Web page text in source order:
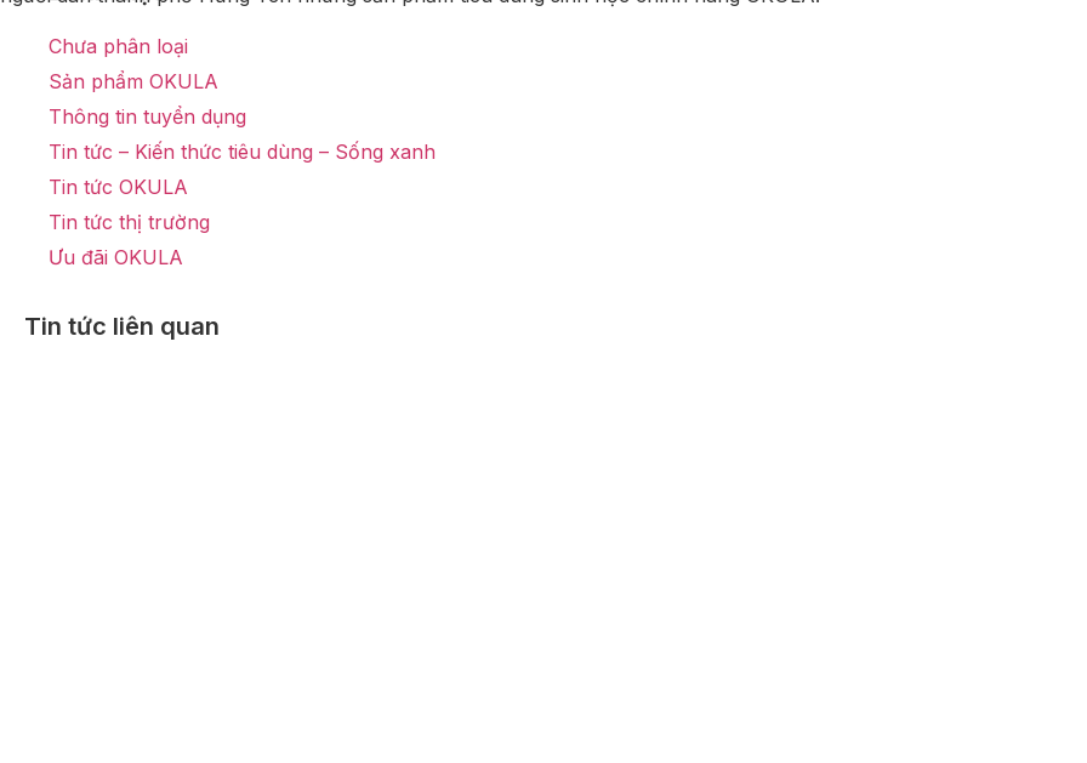
Chưa phân loại
Sản phẩm OKULA
Thông tin tuyển dụng
Tin tức – Kiến thức tiêu dùng – Sống xanh
Tin tức OKULA
Tin tức thị trường
Ưu đãi OKULA
Tin tức liên quan